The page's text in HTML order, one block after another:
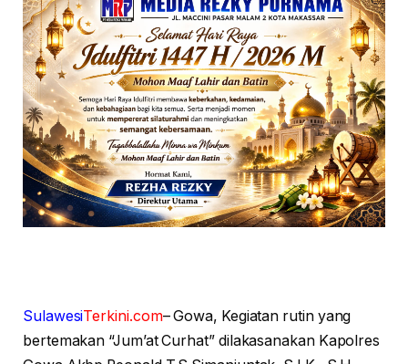
SulawesiTerkini.com– Gowa, Kegiatan rutin yang
bertemakan “Jum’at Curhat” dilakasanakan Kapolres